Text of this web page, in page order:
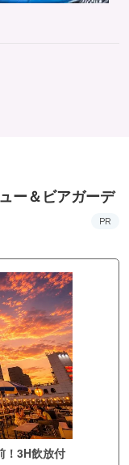
ー＆ビアガーデ
PR
！3H飲放付